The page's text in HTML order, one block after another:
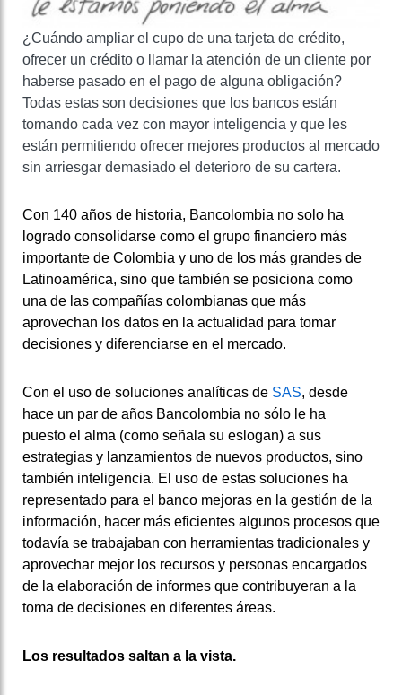
¿Cuándo ampliar el cupo de una tarjeta de crédito,
ofrecer un crédito o llamar la atención de un cliente por
haberse pasado en el pago de alguna obligación?
Todas estas son decisiones que los bancos están
tomando cada vez con mayor inteligencia y que les
están permitiendo ofrecer mejores productos al mercado
sin arriesgar demasiado el deterioro de su cartera.
Con 140 años de historia, Bancolombia no solo ha
logrado consolidarse como el grupo financiero más
importante de Colombia y uno de los más grandes de
Latinoamérica, sino que también se posiciona como
una de las compañías colombianas que más
aprovechan los datos en la actualidad para tomar
decisiones y diferenciarse en el mercado.
Con el uso de soluciones analíticas de SAS, desde
hace un par de años Bancolombia no sólo le ha
puesto el alma (como señala su eslogan) a sus
estrategias y lanzamientos de nuevos productos, sino
también inteligencia. El uso de estas soluciones ha
representado para el banco mejoras en la gestión de la
información, hacer más eficientes algunos procesos que
todavía se trabajaban con herramientas tradicionales y
aprovechar mejor los recursos y personas encargados
de la elaboración de informes que contribuyeran a la
toma de decisiones en diferentes áreas.
Los resultados saltan a la vista.